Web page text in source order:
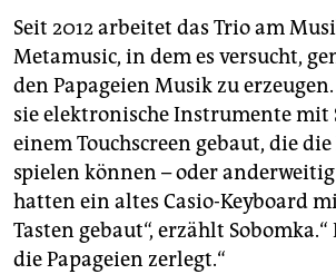
Seit 2012 arbeitet das Trio am
Metamusic, in dem es versucht,
den Papageien Musik zu
sie elektronische Instrumente mit
einem Touchscreen gebaut, die die
spielen können – oder
hatten ein altes Casio-Keyboard
Tasten gebaut“, erzählt
die Papageien zerlegt.“